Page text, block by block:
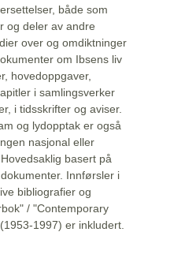
både som
og deler av andre
over og omdiktninger
om Ibsens liv
hovedoppgaver,
i samlingsverker
i tidsskrifter og aviser.
og lydopptak er også
nasjonal eller
basert på
Innførsler i
bibliografier og
/ "Contemporary
1997) er inkludert.